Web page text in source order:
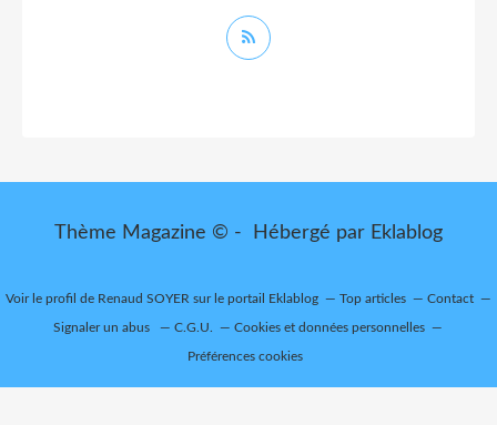
Thème Magazine © - Hébergé par Eklablog
Voir le profil de Renaud SOYER sur le portail Eklablog Top articles Contact
Signaler un abus C.G.U. Cookies et données personnelles
Préférences cookies